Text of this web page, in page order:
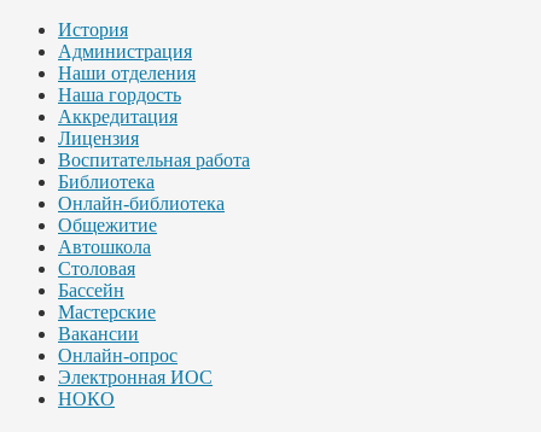
История
Администрация
Наши отделения
Наша гордость
Аккредитация
Лицензия
Воспитательная работа
Библиотека
Онлайн-библиотека
Общежитие
Автошкола
Столовая
Бассейн
Мастерские
Вакансии
Онлайн-опрос
Электронная ИОС
НОКО